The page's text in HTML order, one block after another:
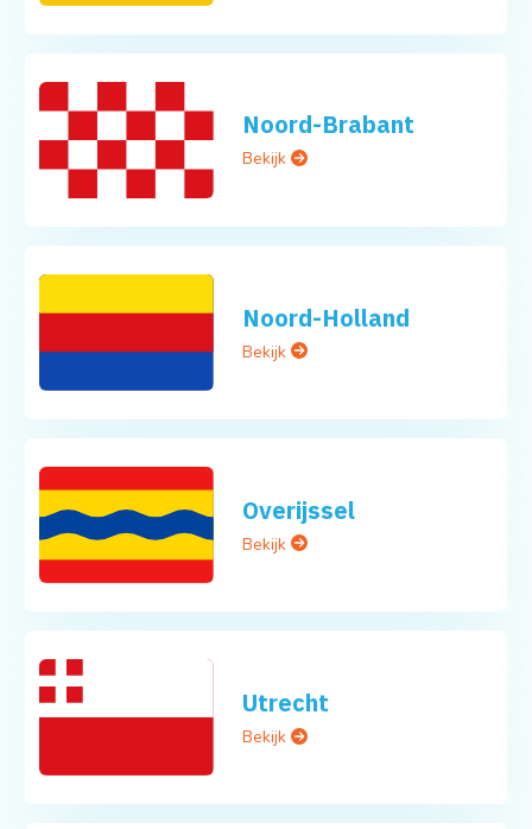
Noord-Brabant
Bekijk
Noord-Holland
Bekijk
Overijssel
Bekijk
Utrecht
Bekijk